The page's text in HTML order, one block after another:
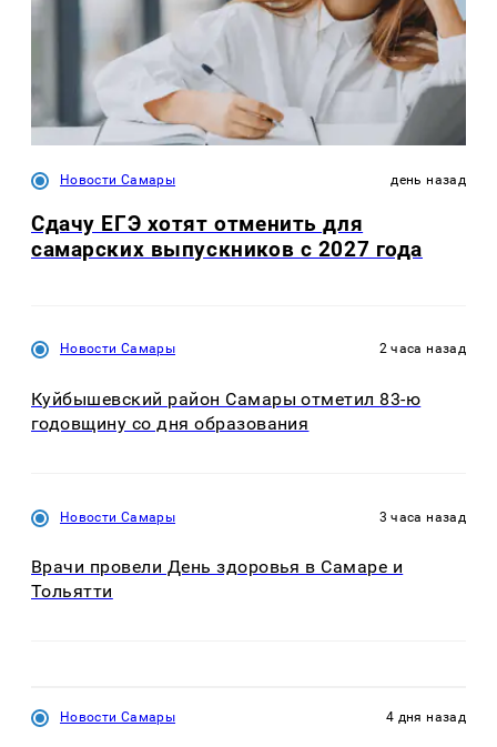
Новости Самары день назад
Сдачу ЕГЭ хотят отменить для
самарских выпускников с 2027 года
Новости Самары 2 часа назад
Куйбышевский район Самары отметил 83-ю
годовщину со дня образования
Новости Самары 3 часа назад
Врачи провели День здоровья в Самаре и
Тольятти
Новости Самары 4 дня назад